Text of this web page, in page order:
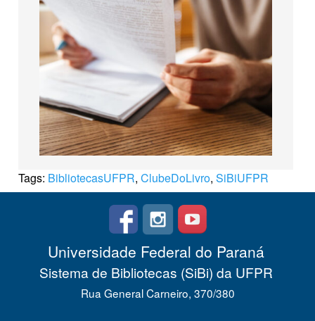
Tags: BibliotecasUFPR, ClubeDoLivro, SiBiUFPR
Universidade Federal do Paraná
Sistema de Bibliotecas (SiBi) da UFPR
Rua General Carneiro, 370/380